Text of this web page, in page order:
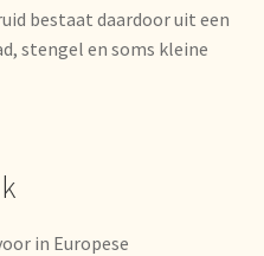
bestaat daardoor uit een
stengel en soms kleine
in Europese